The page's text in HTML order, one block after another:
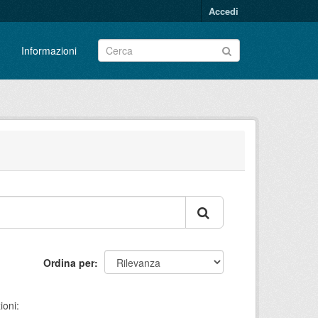
Accedi
Informazioni
Ordina per